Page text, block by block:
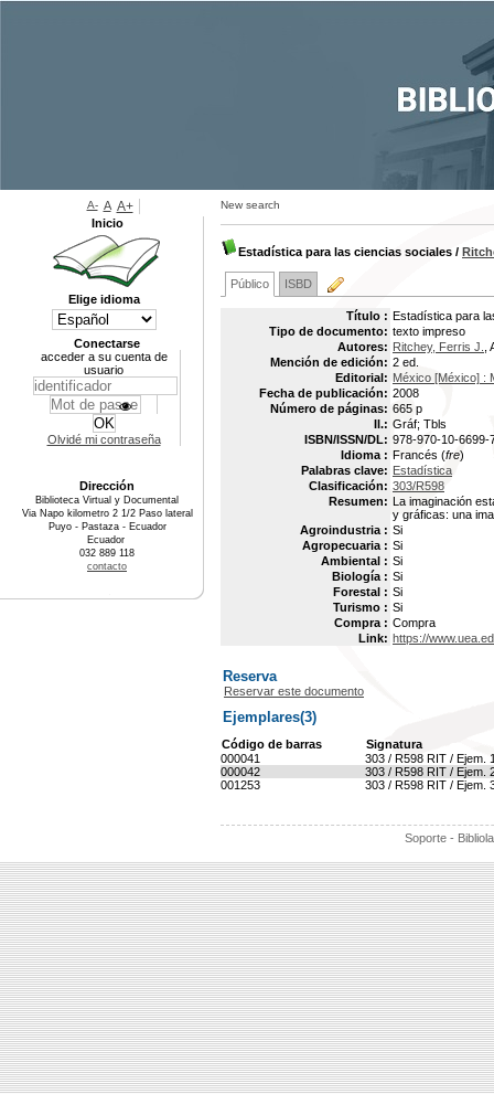
New search
Estadística para las ciencias sociales /
Público ISBD
Título : Estadística para
Tipo de documento: texto impreso
Autores: Ritchey, Ferris J.
,
Mención de edición: 2 ed.
Editorial: México [México] :
Fecha de publicación: 2008
Número de páginas: 665 p
Il.: Gráf; Tbls
ISBN/ISSN/DL: 978-970-10-6699-
Idioma : Francés (fre)
Palabras clave: Estadística
Clasificación: 303/R598
Resumen: La imaginación
y gráficas: una
Agroindustria : Si
Agropecuaria : Si
Ambiental : Si
Biología : Si
Forestal : Si
Turismo : Si
Compra : Compra
Link: https://
Reserva
Reservar este documento
Ejemplares(3)
Código de barras
Signatura
000041
303 / R598 RIT / Ejem.
000042
303 / R598 RIT / Ejem.
001253
303 / R598 RIT / Ejem.
Soporte -
A- A A+
Inicio
Elige idioma
Conectarse
acceder a su cuenta de
usuario
Olvidé mi contraseña
Dirección
Biblioteca Virtual y Documental
Via Napo kilometro 2 1/2 Paso lateral
Puyo - Pastaza - Ecuador
Ecuador
032 889 118
contacto